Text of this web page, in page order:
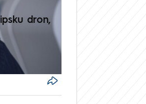
dron,